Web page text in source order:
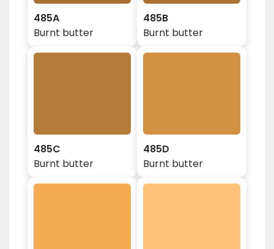
485A
Burnt butter
485B
Burnt butter
485C
Burnt butter
485D
Burnt butter